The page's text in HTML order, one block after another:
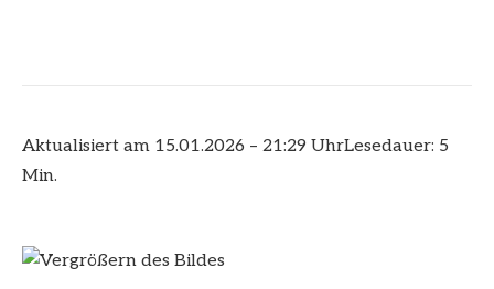
Aktualisiert am 15.01.2026 – 21:29 UhrLesedauer: 5
Min.